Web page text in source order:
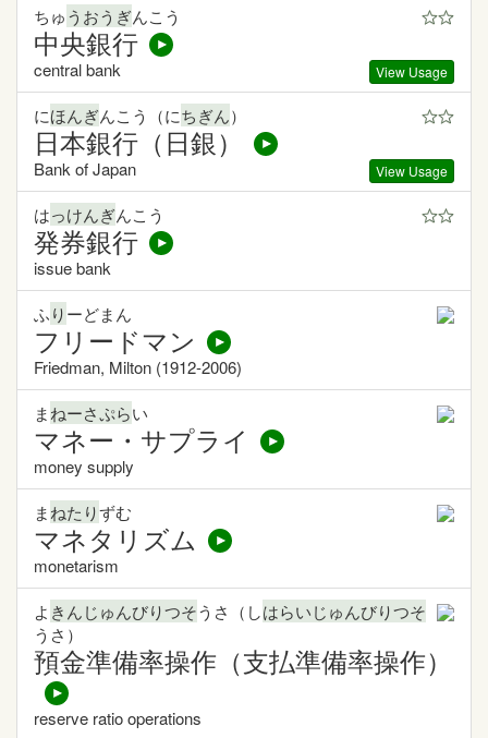
ちゅうおうぎんこう
中央銀行
View Usage
central bank
にほんぎんこう（にちぎん）
日本銀行（日銀）
View Usage
Bank of Japan
はっけんぎんこう
発券銀行
issue bank
ふりーどまん
フリードマン
Friedman, Milton (1912-2006)
まねーさぷらい
マネー・サプライ
money supply
まねたりずむ
マネタリズム
monetarism
よ きんじゅんびりつそうさ（しはらいじゅんびりつそ
うさ）
預金準備率操作（支払準備率操作）
reserve ratio operations